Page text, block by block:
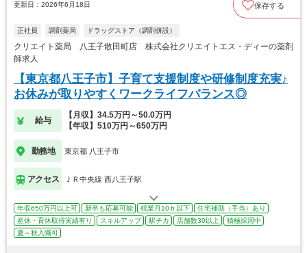
更新日：2026年6月18日 保存する
正社員 調剤薬局 ドラッグストア（調剤併設）
クリエイト薬局 八王子散田町店 株式会社クリエイトエス・ディーの薬剤
師求人
【東京都八王子市】子育て支援制度や研修制度充実♪
お休みが取りやすくワークライフバランス◎
給与
【月収】34.5万円～50.0万円
【年収】510万円～650万円
勤務地 東京都 八王子市
アクセス ＪＲ中央線 西八王子駅
年収650万円以上可 新卒も応募可能 残業月10ｈ以下
住宅補助（手当）あり
産休・育休取得実績有り
スキルアップ 駅チカ 店舗数30以上
積極採用中
夏～秋入職可